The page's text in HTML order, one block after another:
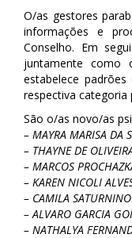
O/as gestores
informações e
Conselho. Em
juntamente como
estabelece
respectiva categoria
São o/as novo/as
– MAYRA MARISA DA
– THAYNE DE
– MARCOS
– KAREN NICOLI
– CAMILA
– ALVARO GARCIA
– NATHALYA